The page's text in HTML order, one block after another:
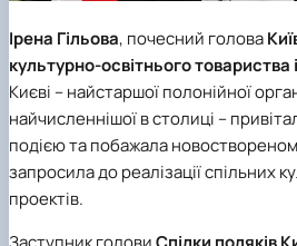
Ірена Гільова, почесний голова
культурно-освітнього
Києві – найстаршої полонійної
найчисленнішої в столиці –
подією та побажала
запросила до реалізації спільних
проектів.